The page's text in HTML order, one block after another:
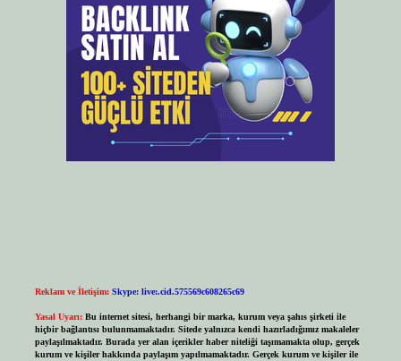
Reklam ve İletişim: Skype: live:.cid.575569c608265c69
Yasal Uyarı: Bu internet sitesi, herhangi bir marka, kurum veya şahıs şirketi ile
hiçbir bağlantısı bulunmamaktadır. Sitede yalnızca kendi hazırladığımız makaleler
paylaşılmaktadır. Burada yer alan içerikler haber niteliği taşımamakta olup, gerçek
kurum ve kişiler hakkında paylaşım yapılmamaktadır. Gerçek kurum ve kişiler ile